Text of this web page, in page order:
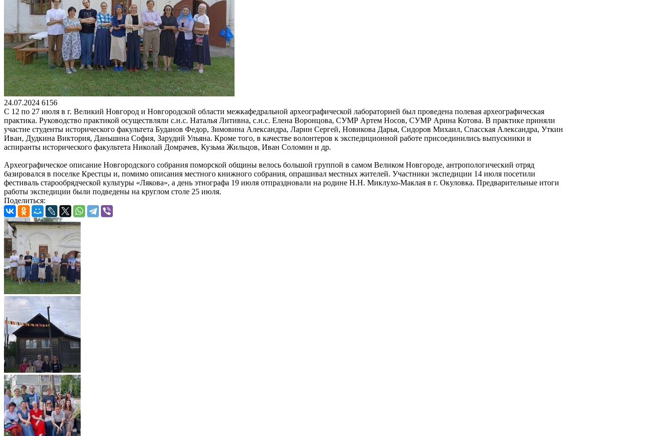
24.07.2024 6156
С 12 по 27 июля в г. Великий Новгород и Новгородской области межкафедральной археографической лабораторией был проведена полевая археографическая
практика. Руководство практикой осуществляли с.н.с. Наталья Литивна, с.н.с. Елена Воронцова, СУМР Артем Носов, СУМР Арина Котова. В практике приняли
участие студенты исторического факультета Буданов Федор, Зимовина Александра, Ларин Сергей, Новикова Дарья, Сидоров Михаил, Спасская Александра, Уткин
Иван, Дудкина Виктория, Даньшина София, Зарудий Ульяна. Кроме того, в качестве волонтеров к экспедиционной работе присоединились выпускники и
аспиранты исторического факультета Николай Домрачев, Кузьма Жильцов, Иван Соломин и др.
Археографическое описание Новгородского собрания поморской общины велось большой группой в самом Великом Новгороде, антропологический отряд
базировался в поселке Крестцы и, помимо описания местного книжного собрания, опрашивал местных жителей. Участники экспедиции 14 июля посетили
фестиваль старообрядческой культуры «Лякова», а день этнографа 19 июля отпраздновали на родине Н.Н. Миклухо-Маклая в г. Окуловка. Предварительные итоги
работы экспедиции были подведены на круглом столе 25 июля.
Поделиться: